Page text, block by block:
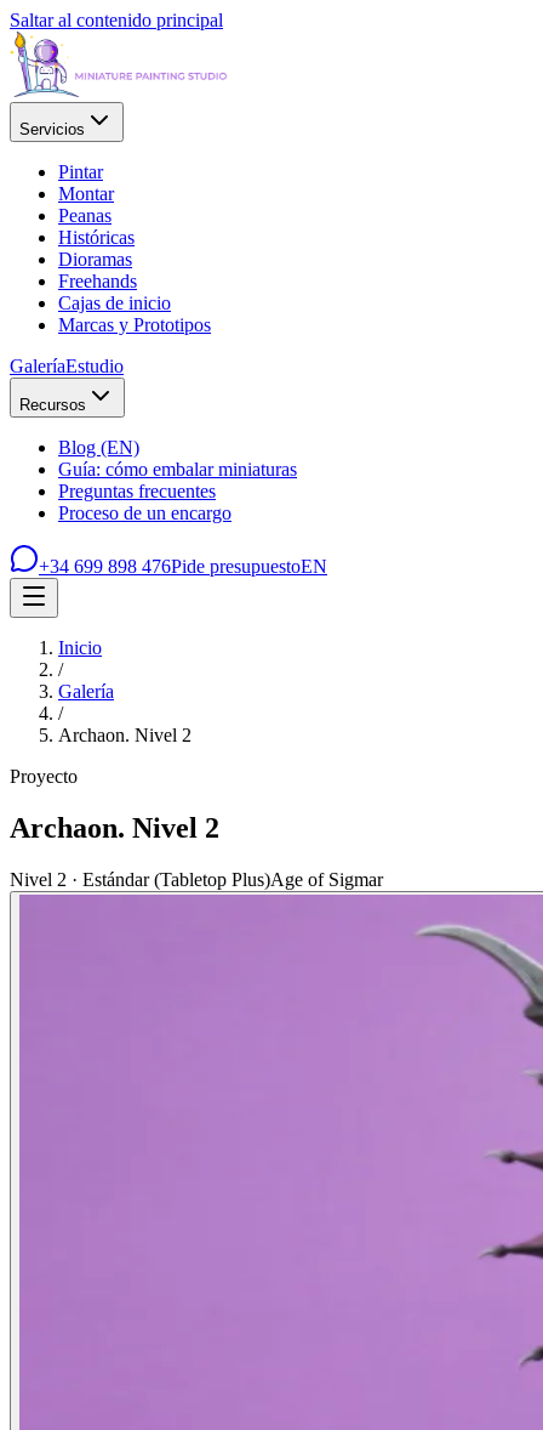
Saltar al contenido principal
Servicios
Pintar
Montar
Peanas
Históricas
Dioramas
Freehands
Cajas de inicio
Marcas y Prototipos
GaleríaEstudio
Recursos
Blog (EN)
Guía: cómo embalar miniaturas
Preguntas frecuentes
Proceso de un encargo
+34 699 898 476Pide presupuestoEN
Inicio
/
Galería
/
Archaon. Nivel 2
Proyecto
Archaon. Nivel 2
Nivel 2 · Estándar (Tabletop Plus)Age of Sigmar